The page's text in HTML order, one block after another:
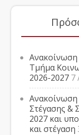
Ανακοίνωση
Τμήμα
2026-2027 7
Στέγασης &
2027 και
και στέγαση